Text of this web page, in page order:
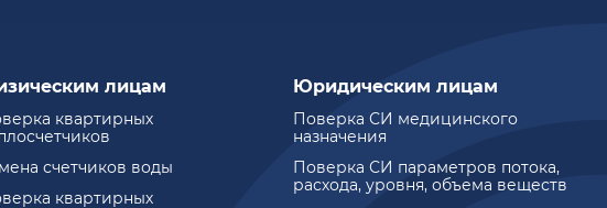
лицам
квартирных
счетчиков воды
квартирных
Юридическим лицам
Поверка СИ медицинского
назначения
Поверка СИ параметров потока,
расхода, уровня, объема веществ